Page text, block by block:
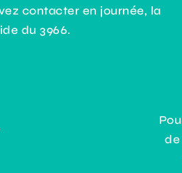
contacter en journée, la
du 3966.